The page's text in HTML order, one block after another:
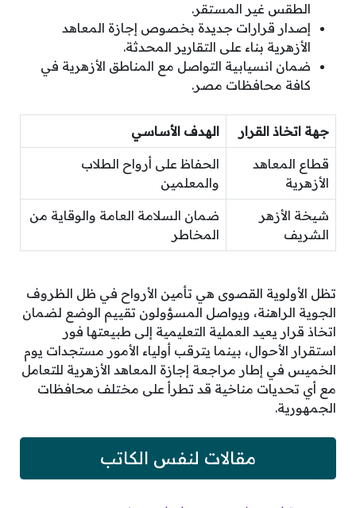
الطقس غير المستقر.
إصدار قرارات جديدة بخصوص إجازة المعاهد
الأزهرية بناء على التقارير المحدثة.
ضمان انسيابية التواصل مع المناطق الأزهرية في
كافة محافظات مصر.
جهة اتخاذ القرار الهدف الأساسي
قطاع المعاهد
الأزهرية
الحفاظ على أرواح الطلاب
والمعلمين
شيخة الأزهر
الشريف
ضمان السلامة العامة والوقاية من
المخاطر
تظل الأولوية القصوى هي تأمين الأرواح في ظل الظروف
الجوية الراهنة، ويواصل المسؤولون تقييم الوضع لضمان
اتخاذ قرار يعيد العملية التعليمية إلى طبيعتها فور
استقرار الأحوال، بينما يترقب أولياء الأمور مستجدات يوم
الخميس في إطار مراجعة إجازة المعاهد الأزهرية للتعامل
مع أي تحديات مناخية قد تطرأ على مختلف محافظات
الجمهورية.
مقالات لنفس الكاتب